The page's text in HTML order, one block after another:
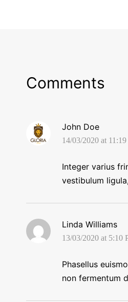
Comments
John Doe
14/03/2020 at
Integer varius
vestibulum
Linda Williams
13/03/2020 at 5:10
Phasellus
non fermentum